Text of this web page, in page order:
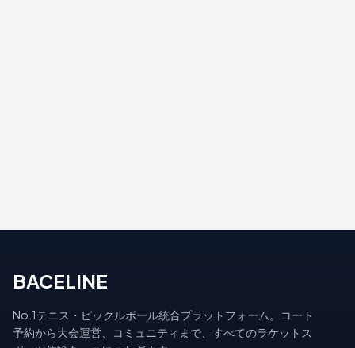
BACELINE
No.1テニス・ピックルボール統合プラットフォーム。コート
予約から大会運営、コミュニティまで、すべてのラケットス